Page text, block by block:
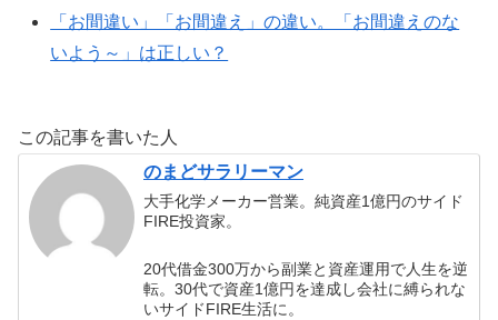
「お間違い」「お間違え」の違い。「お間違えのな
いよう～」は正しい？
この記事を書いた人
のまどサラリーマン
大手化学メーカー営業。純資産1億円のサイド
FIRE投資家。
20代借金300万から副業と資産運用で人生を逆
転。30代で資産1億円を達成し会社に縛られな
いサイドFIRE生活に。